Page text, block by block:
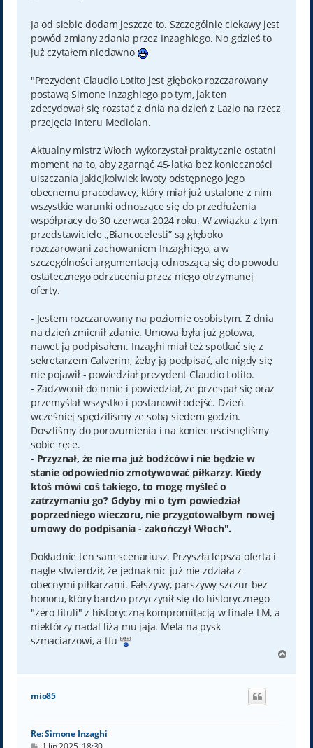
t
Ja od siebie dodam jeszcze to. Szczególnie ciekawy jest
powód zmiany zdania przez Inzaghiego. No gdzieś to
już czytałem niedawno
"Prezydent Claudio Lotito jest głęboko rozczarowany
postawą Simone Inzaghiego po tym, jak ten
zdecydował się rozstać z dnia na dzień z Lazio na rzecz
przejęcia Interu Mediolan.
Aktualny mistrz Włoch wykorzystał praktycznie ostatni
moment na to, aby zgarnąć 45-latka bez konieczności
uiszczania jakiejkolwiek kwoty odstępnego jego
obecnemu pracodawcy, który miał już ustalone z nim
wszystkie warunki odnoszące się do przedłużenia
współpracy do 30 czerwca 2024 roku. W związku z tym
przedstawiciele „Biancocelesti” są głęboko
rozczarowani zachowaniem Inzaghiego, a w
szczególności argumentacją odnoszącą się do powodu
ostatecznego odrzucenia przez niego otrzymanej
oferty.
- Jestem rozczarowany na poziomie osobistym. Z dnia
na dzień zmienił zdanie. Umowa była już gotowa,
nawet ją podpisałem. Inzaghi miał też spotkać się z
sekretarzem Calverim, żeby ją podpisać, ale nigdy się
nie pojawił - powiedział prezydent Claudio Lotito.
- Zadzwonił do mnie i powiedział, że przespał się oraz
przemyślał wszystko i postanowił odejść. Dzień
wcześniej spędziliśmy ze sobą siedem godzin.
Doszliśmy do porozumienia i na koniec uścisnęliśmy
sobie ręce.
- Przyznał, że nie ma już bodźców i nie będzie w
stanie odpowiednio zmotywować piłkarzy. Kiedy
ktoś mówi coś takiego, to mogę myśleć o
zatrzymaniu go? Gdyby mi o tym powiedział
poprzedniego wieczoru, nie przygotowałbym nowej
umowy do podpisania - zakończył Włoch".
Dokładnie ten sam scenariusz. Przyszła lepsza oferta i
nagle stwierdził, że jednak nic już nie zdziała z
obecnymi piłkarzami. Fałszywy, parszywy szczur bez
honoru, który bardzo przyczynił się do historycznego
"zero tituli" z historyczną kompromitacją w finale LM, a
niektórzy nadal liżą mu jaja. Mela na pysk
szmaciarzowi, a tfu
g
mio85
Re: Simone Inzaghi
P